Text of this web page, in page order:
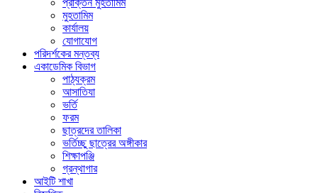
প্রাক্তন মুহতামিম
মুহতামিম
কার্যালয়
যোগাযোগ
পরিদর্শকের মন্তব্য
একাডেমিক বিভাগ
পাঠ্যক্রম
আসাতিযা
ভর্তি
ফরম
ছাত্রদের তালিকা
ভর্তিচ্ছু ছাত্রের অঙ্গীকার
শিক্ষাপঞ্জি
গ্রন্থাগার
আইটি শাখা